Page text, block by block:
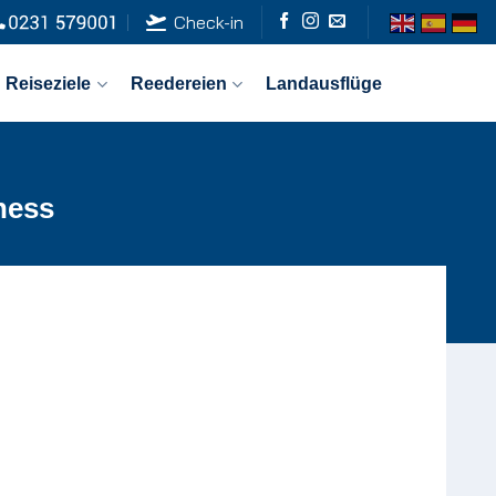
Check-in
Reiseziele Reedereien Landausflüge